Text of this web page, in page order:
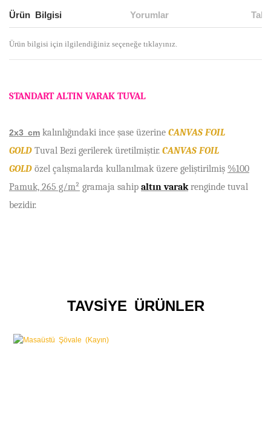
Ürün Bilgisi Yorumlar
Ürün bilgisi için ilgilendiğiniz seçeneğe tıklayınız.
STANDART ALTIN VARAK TUVAL
2x3 cm kalınlığındaki ince şase üzerine CANVAS FOIL
GOLD Tuval Bezi gerilerek üretilmiştir. CANVAS FOIL
GOLD özel çalışmalarda kullanılmaküzere geliştirilmiş %100
Pamuk, 265 g/m² gramaja sahip altın varak renginde tuval
bezidir.
Yorum Yaz
Görüş ve önerileriniz için teşekkür ederiz.
Ürün resmi kalitesiz, bozuk veya görüntülenemiyor.
TAVSİYE ÜRÜNLER